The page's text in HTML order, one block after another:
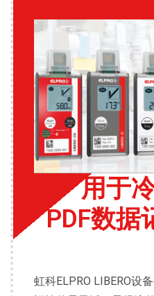
用于
PDF数据
虹科ELPRO LIBERO设